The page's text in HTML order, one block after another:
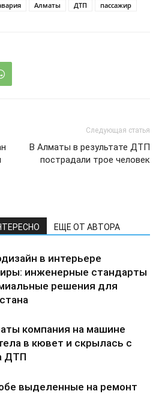
Алматы ДТП пассажир
Следующая статья
В Алматы в результате ДТП
пострадали трое человек
ЕЩЕ ОТ АВТОРА
в интерьере
инженерные стандарты
решения для
компания на машине
в кювет и скрылась с
ДТП
выделенные на ремонт